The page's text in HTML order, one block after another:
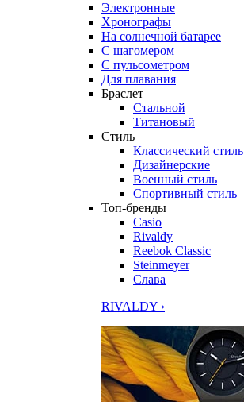
Электронные
Хронографы
На солнечной батарее
С шагомером
С пульсометром
Для плавания
Браслет
Стальной
Титановый
Стиль
Классический стиль
Дизайнерские
Военный стиль
Спортивный стиль
Топ-бренды
Casio
Rivaldy
Reebok Classic
Steinmeyer
Слава
RIVALDY ›